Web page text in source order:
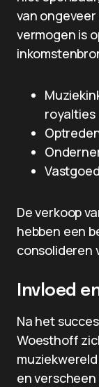
van ongeveer
vermogen is
royalties
De verkoop
hebben een
consolideren
Invloed
Na het
Woesthoff
en